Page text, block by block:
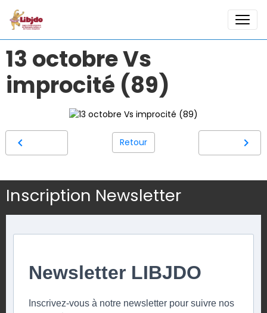
13 octobre Vs
improcité (89)
Retour
Inscription Newsletter
Newsletter LIBJDO
Inscrivez-vous à notre newsletter pour suivre nos